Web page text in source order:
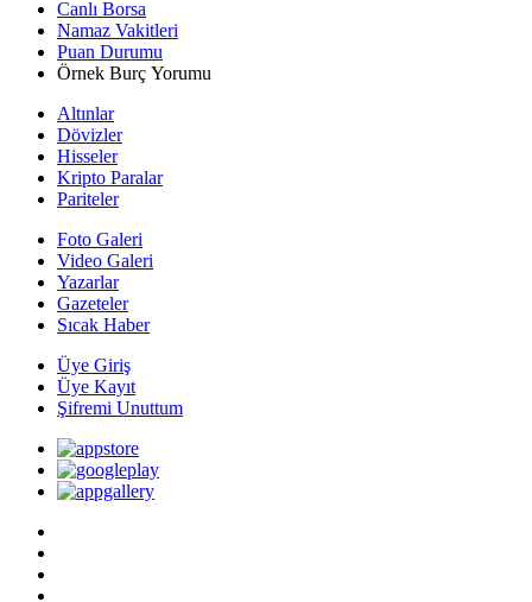
Canlı Borsa
Namaz Vakitleri
Puan Durumu
Örnek Burç Yorumu
Altınlar
Dövizler
Hisseler
Kripto Paralar
Pariteler
Foto Galeri
Video Galeri
Yazarlar
Gazeteler
Sıcak Haber
Üye Giriş
Üye Kayıt
Şifremi Unuttum